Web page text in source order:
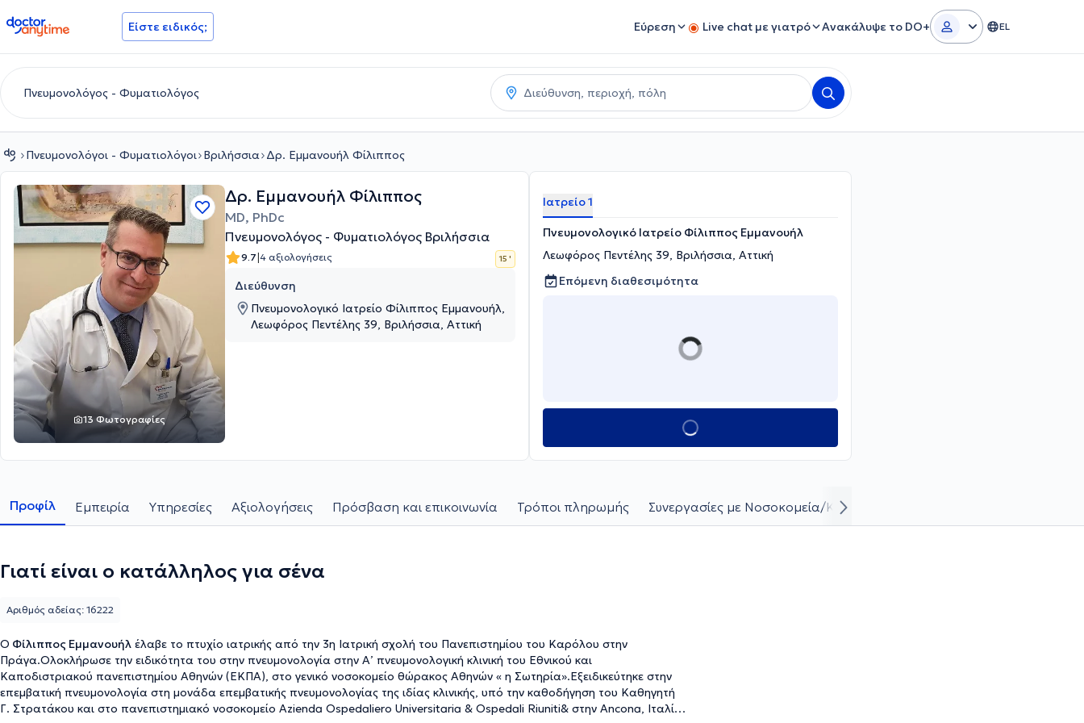
doctoranytime Είστε ειδικός; Εύρεση Live chat με γιατρό Ανακάλυψε το DO+ EL
Πνευμονολόγοι - Φυματιολόγοι Βριλήσσια Δρ. Εμμανουήλ Φίλιππος
13 Φωτογραφίες
Δρ. Εμμανουήλ Φίλιππος
MD, PhDc
Πνευμονολόγος - Φυματιολόγος Βριλήσσια
9.7|4 αξιολογήσεις 15 '
Διεύθυνση
Πνευμονολογικό Ιατρείο Φίλιππος Εμμανουήλ,
Λεωφόρος Πεντέλης 39, Βριλήσσια, Αττική
Ιατρείο 1
Πνευμονολογικό Ιατρείο Φίλιππος Εμμανουήλ
Λεωφόρος Πεντέλης 39, Βριλήσσια, Αττική
Επόμενη διαθεσιμότητα
Προφίλ Εμπειρία Υπηρεσίες Αξιολογήσεις Πρόσβαση και επικοινωνία Τρόποι πληρωμής Συνεργασίες με Νοσοκομεία/Κλινικές
Γιατί είναι ο κατάλληλος για σένα
Ο Φίλιππος Εμμανουήλ έλαβε το πτυχίο ιατρικής από την 3η Ιατρική σχολή του Πανεπιστημίου του Καρόλου στην
Πράγα.Ολοκλήρωσε την ειδικότητα του στην πνευμονολογία στην Α’ πνευμονολογική κλινική του Εθνικού και
Καποδιστριακού πανεπιστημίου Αθηνών (ΕΚΠΑ), στο γενικό νοσοκομείο θώρακος Αθηνών « η Σωτηρία».Εξειδικεύτηκε στην
επεμβατική πνευμονολογία στη μονάδα επεμβατικής πνευμονολογίας της ιδίας κλινικής, υπό την καθοδήγηση του Καθηγητή
Γ. Στρατάκου και στο πανεπιστημιακό νοσοκομείο Azienda Ospedaliero Universitaria & Ospedali Riuniti& στην Ancona, Ιταλία
Αριθμός αδείας: 16222